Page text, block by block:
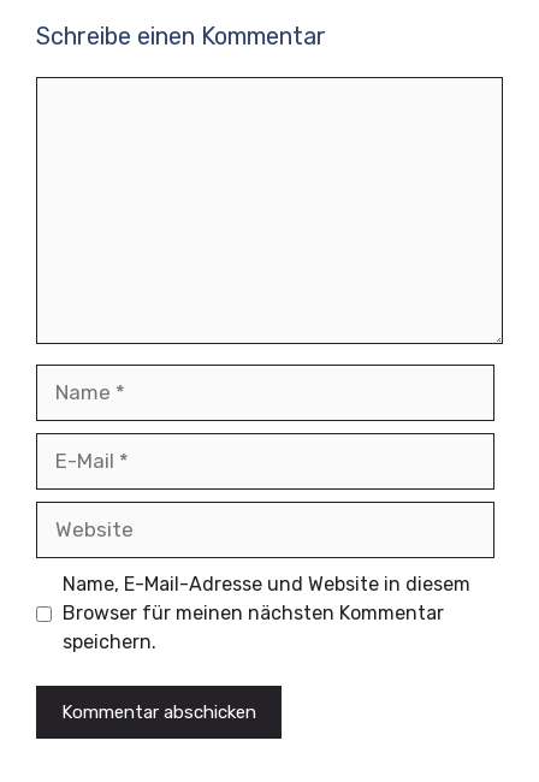
Schreibe einen Kommentar
Name, E-Mail-Adresse und Website in diesem
Browser für meinen nächsten Kommentar
speichern.